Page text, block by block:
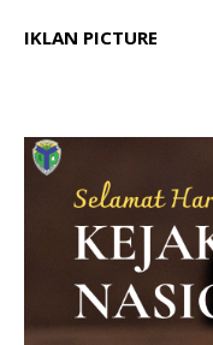
IKLAN PICTURE